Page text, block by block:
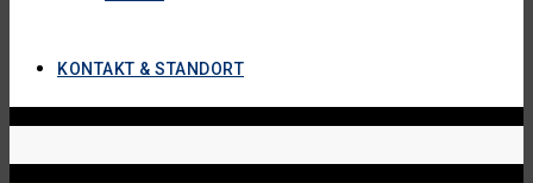
KONTAKT & STANDORT